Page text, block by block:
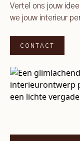
Vertel ons jouw
we jouw interieur
CONTACT